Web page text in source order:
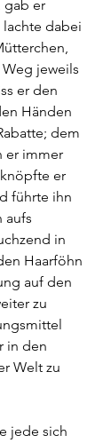
gab er
dabei
jeweils
er den
Händen
dem
er immer
er
führte ihn
aufs
in
Haarföhn
auf den
zu
in den
Welt zu
jede sich